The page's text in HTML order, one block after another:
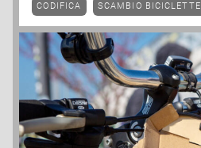
CODIFICA SCAMBIO BICICLETTE